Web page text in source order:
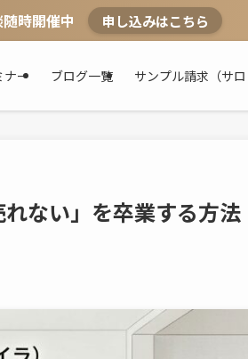
時開催中 申し込みはこちら
ナー ブログ一覧 サンプル請求（サ
ない」を卒業する方法